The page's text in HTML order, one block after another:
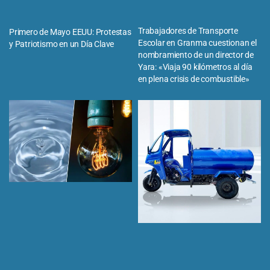
Primero de Mayo EEUU: Protestas
y Patriotismo en un Día Clave
Trabajadores de Transporte
Escolar en Granma cuestionan el
nombramiento de un director de
Yara: «Viaja 90 kilómetros al día
en plena crisis de combustible»